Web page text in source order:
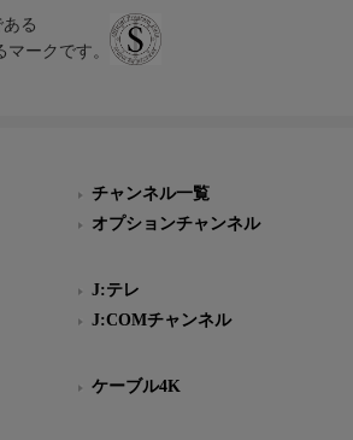
る
ークです。
チャンネル一覧
オプションチャンネル
J:テレ
J:COMチャンネル
ケーブル4K